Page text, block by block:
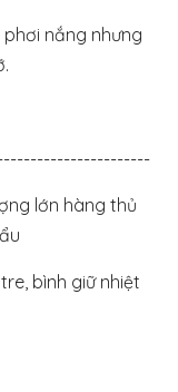
nắng nhưng
lớn hàng thủ
bình giữ nhiệt